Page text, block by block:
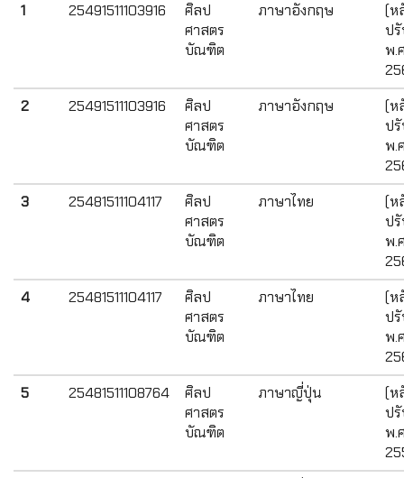
1
25491511103916
ศิลป
ศาสตร
บัณฑิต
ภาษาอังกฤษ
(ห
ป
พ.
2
25491511103916
ศิลป
ศาสตร
บัณฑิต
ภาษาอังกฤษ
(ห
ป
พ.
3
25481511104117
ศิลป
ศาสตร
บัณฑิต
ภาษาไทย
(ห
ป
พ.
4
25481511104117
ศิลป
ศาสตร
บัณฑิต
ภาษาไทย
(ห
ป
พ.
5
25481511108764
ศิลป
ศาสตร
บัณฑิต
ภาษาญี่ปุ่น
(ห
ป
พ.